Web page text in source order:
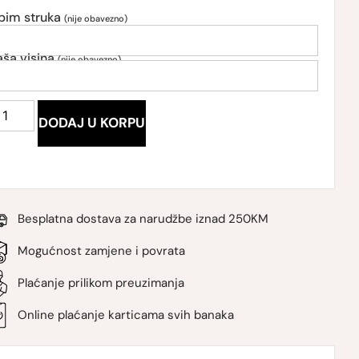
struka (nije obavezno)
visina(nije obavezno)
DODAJ U KORPU
Besplatna dostava za narudžbe iznad 250KM
Mogućnost zamjene i povrata
Plaćanje prilikom preuzimanja
Online plaćanje karticama svih banaka